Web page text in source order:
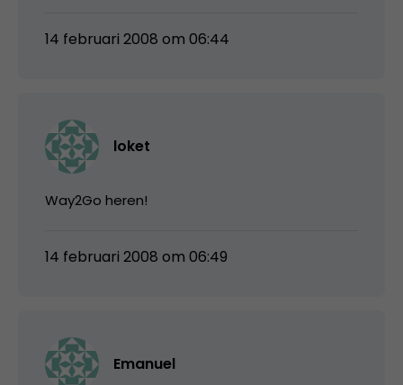
14 februari 2008 om 06:44
loket
Way2Go heren!
14 februari 2008 om 06:49
Emanuel